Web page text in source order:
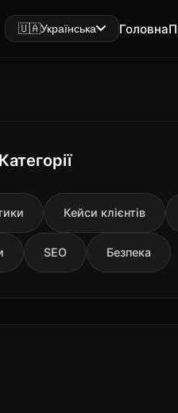
🇺🇦Українська Головна
Категорії
Кейси клієнтів
SEO Безпека